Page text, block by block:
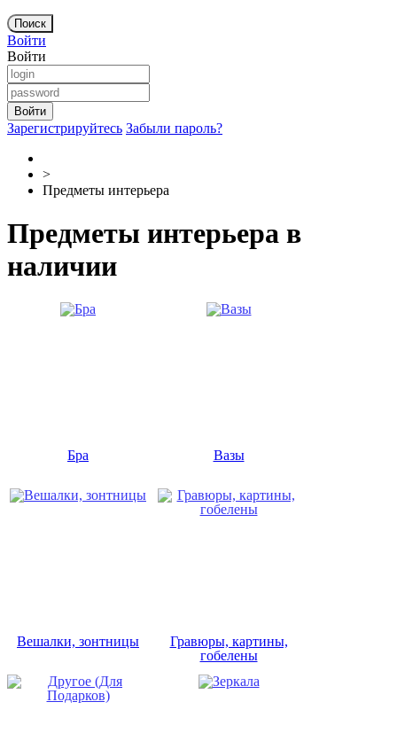
Войти
Войти
Зарегистрируйтесь Забыли пароль?
>
Предметы интерьера
Предметы интерьера в
наличии
Бра Вазы
Вешалки, зонтницы
Гравюры, картины,
гобелены